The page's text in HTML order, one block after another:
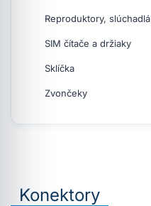
Reproduktory, slúchadlá
SIM čítače a držiaky
Sklíčka
Zvončeky
Konektory